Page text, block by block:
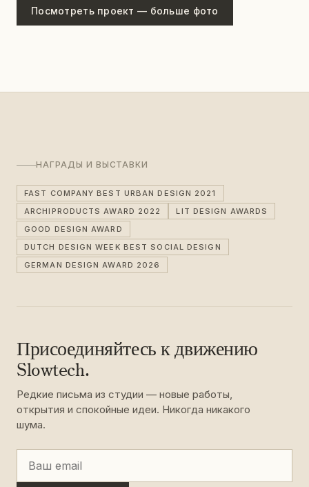
Посмотреть проект — больше фото
НАГРАДЫ И ВЫСТАВКИ
FAST COMPANY BEST URBAN DESIGN 2021
ARCHIPRODUCTS AWARD 2022
LIT DESIGN AWARDS
GOOD DESIGN AWARD
DUTCH DESIGN WEEK BEST SOCIAL DESIGN
GERMAN DESIGN AWARD 2026
Присоединяйтесь к движению
Slowtech.
Редкие письма из студии — новые работы,
открытия и спокойные идеи. Никогда никакого
шума.